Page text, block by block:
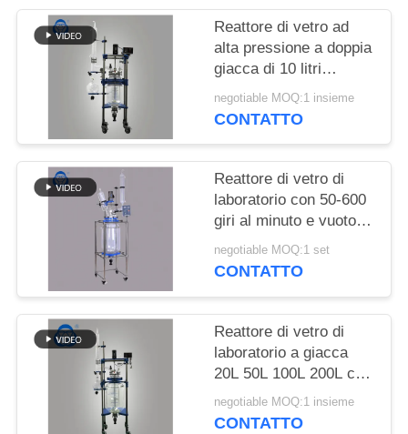
Reattore di vetro ad
alta pressione a doppia
giacca di 10 litri
Reattore chimico
semiautomatico
negotiable MOQ:1 insieme
CONTATTO
Reattore di vetro di
laboratorio con 50-600
giri al minuto e vuoto di
0,098 MPa per
applicazioni chimiche
negotiable MOQ:1 set
CONTATTO
Reattore di vetro di
laboratorio a giacca
20L 50L 100L 200L con
borosilicato 3.3 Vetro e
telaio in acciaio
negotiable MOQ:1 insieme
CONTATTO